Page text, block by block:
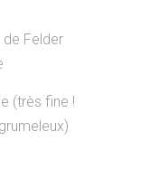
de Felder
(très fine !